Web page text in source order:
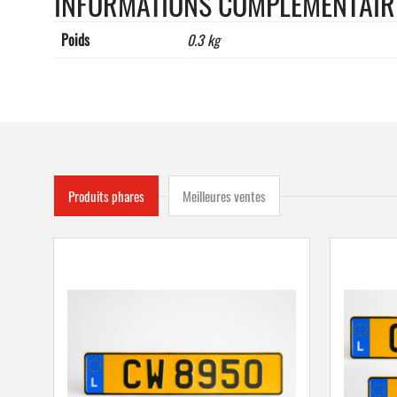
Poids 0.3 kg
Produits phares Meilleures ventes